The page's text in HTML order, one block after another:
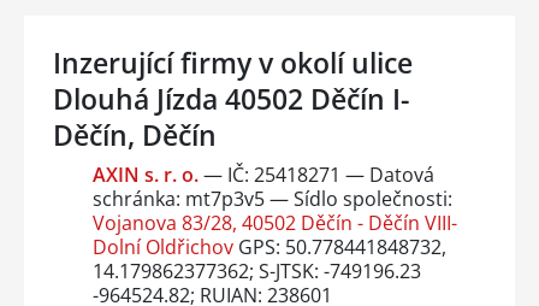
Inzerující firmy v okolí ulice
Dlouhá Jízda 40502 Děčín I-
Děčín, Děčín
AXIN s. r. o.— IČ: 25418271 — Datová
schránka: mt7p3v5 — Sídlo společnosti:
Vojanova 83/28, 40502 Děčín - Děčín VIII-
Dolní OldřichovGPS: 50.778441848732,
14.179862377362; S-JTSK: -749196.23
-964524.82; RUIAN: 238601